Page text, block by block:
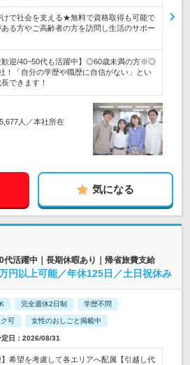
けで社会を支える★無料で資格取得も可能で
る方やご高齢者の方を訪問し生活のサポー
歓迎/40~50代も活躍中】◎60歳未満の方※◎
！「自分の学歴や職歴に自信がない」とい
できます！
人／本社所在
気になる
代活躍中｜長期休暇あり｜帰省旅費支給
円以上可能／年休125日／土日祝休み
完全週休2日制 学歴不問
可 女性のおしごと掲載中
日：2026/08/31
】希望を考慮して各エリアへ配属【引越し代